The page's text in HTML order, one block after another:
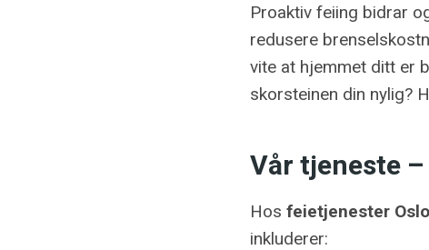
Proaktiv feiing bidrar
redusere
vite at hjemmet ditt er
skorsteinen din nylig?
Vår tjeneste
Hos feietjenester Oslo
inkluderer: